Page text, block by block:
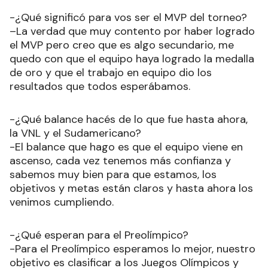
-¿Qué significó para vos ser el MVP del torneo?
–La verdad que muy contento por haber logrado
el MVP pero creo que es algo secundario, me
quedo con que el equipo haya logrado la medalla
de oro y que el trabajo en equipo dio los
resultados que todos esperábamos.
-¿Qué balance hacés de lo que fue hasta ahora,
la VNL y el Sudamericano?
-El balance que hago es que el equipo viene en
ascenso, cada vez tenemos más confianza y
sabemos muy bien para que estamos, los
objetivos y metas están claros y hasta ahora los
venimos cumpliendo.
-¿Qué esperan para el Preolímpico?
-Para el Preolímpico esperamos lo mejor, nuestro
objetivo es clasificar a los Juegos Olímpicos y